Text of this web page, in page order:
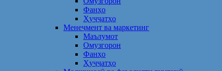
Фанҳо
Ҳуҷҷатҳо
Менеҷмент ва маркетинг
Маълумот
Омузгорон
Фанҳо
Ҳуҷҷатҳо